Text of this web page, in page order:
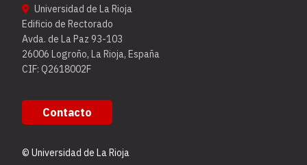
Universidad de La Rioja
Edificio de Rectorado
Avda. de La Paz 93-103
26006 Logroño, La Rioja, España
CIF: Q2618002F
Contacto
© Universidad de La Rioja